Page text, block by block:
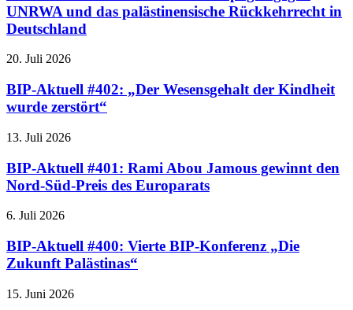
UNRWA und das palästinensische Rückkehrrecht in
Deutschland
20. Juli 2026
BIP-Aktuell #402: „Der Wesensgehalt der Kindheit
wurde zerstört“
13. Juli 2026
BIP-Aktuell #401: Rami Abou Jamous gewinnt den
Nord-Süd-Preis des Europarats
6. Juli 2026
BIP-Aktuell #400: Vierte BIP-Konferenz „Die
Zukunft Palästinas“
15. Juni 2026